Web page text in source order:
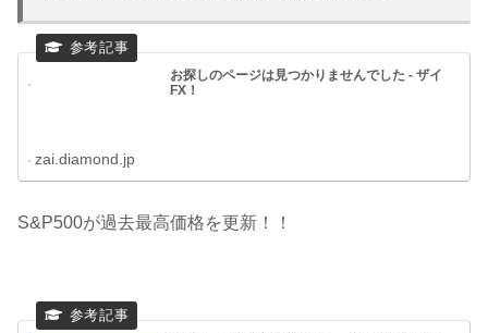
お探しのページは見つかりませんでした - ザイ
FX！
zai.diamond.jp
S&P500が過去最高価格を更新！！